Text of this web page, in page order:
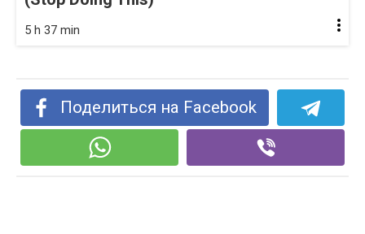
5 h 37 min
Поделиться на Facebook